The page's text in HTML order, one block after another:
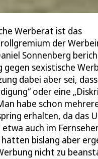
Werberat ist das
der
Sonnenberg
gegen sexistische
dabei aber sei,
oder eine
habe schon
erhalten, da das
auch im
bislang aber
nicht zu